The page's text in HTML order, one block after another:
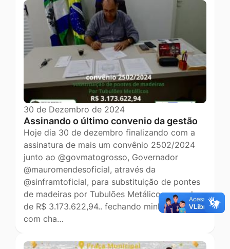
30 de Dezembro de 2024
Assinando o último convenio da gestão
Hoje dia 30 de dezembro finalizando com a
assinatura de mais um convênio 2502/2024
junto ao @govmatogrosso, Governador
@mauromendesoficial, através da
@sinframtoficial, para substituição de pontes
de madeiras por Tubulões Metálicos, no valor
de R$ 3.173.622,94.. fechando minha gestão
com cha…